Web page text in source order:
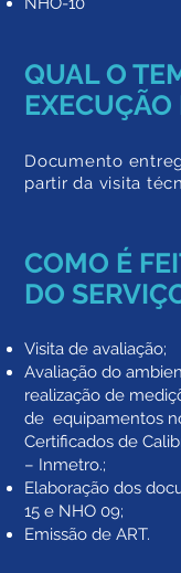
QUAL O
Documento
partir da visita
COMO É
DO
Visita de avaliação;
Avaliação do
realização de
de equipamentos
Certificados de
– Inmetro.;
Elaboração dos
15 e NHO 09;
Emissão de ART.